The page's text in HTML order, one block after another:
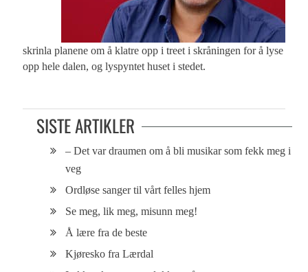
skrinla planene om å klatre opp i treet i skråningen for å lyse
opp hele dalen, og lyspyntet huset i stedet.
SISTE ARTIKLER
– Det var draumen om å bli musikar som fekk meg i
veg
Ordløse sanger til vårt felles hjem
Se meg, lik meg, misunn meg!
Å lære fra de beste
Kjøresko fra Lærdal